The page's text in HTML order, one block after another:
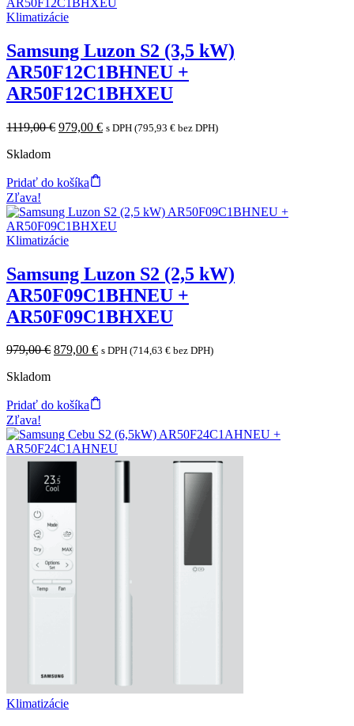
Klimatizácie
Samsung Luzon S2 (3,5 kW)
AR50F12C1BHNEU +
AR50F12C1BHXEU
1119,00€ Original
979,00 €Current
s DPH (795,93 € bez DPH)
Skladom
Pridať do košíka
Zľava!
Klimatizácie
Samsung Luzon S2 (2,5 kW)
AR50F09C1BHNEU +
AR50F09C1BHXEU
979,00€ Original
879,00 €Current
s DPH (714,63 € bez DPH)
Skladom
Pridať do košíka
Zľava!
Klimatizácie